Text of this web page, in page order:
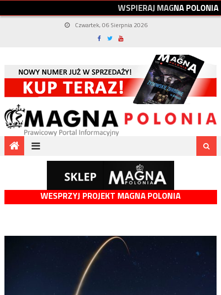
WSPIERAJMAGNAPOLONIA
Czwartek, 06 Sierpnia 2026
WESPRZYJ PROJEKT MAGNA POLONIA